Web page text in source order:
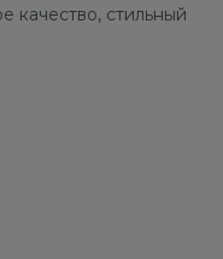
качество, стильный